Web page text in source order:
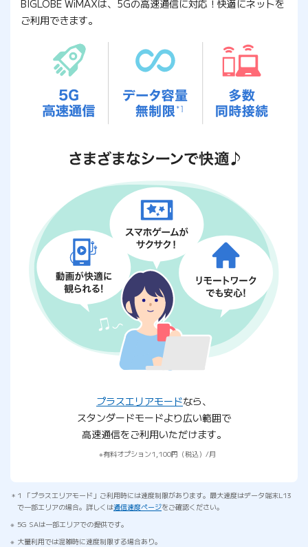
BIGLOBE WiMAXは、5Gの高速通信に対応！快適にネットを
ご利用できます。
プラスエリアモードなら、
スタンダードモードより広い範囲で
高速通信をご利用いただけます。
有料オプション1,100円（税込）/月
1 「プラスエリアモード」ご利用時には速度制限があります。最大速度はデータ端末L13
で一部エリアの場合。詳しくは通信速度ページをご確認ください。
5G SAは一部エリアでの提供です。
大量利用では混雑時に速度制限する場合あり。